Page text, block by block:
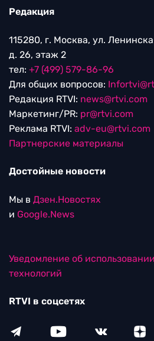
Редакция
115280, г. Москва, ул.
д. 26, этаж 2
тел: +7 (499) 579-86-96
Для общих вопросов:
Редакция RTVI: news@rtvi.com
Маркетинг/PR: pr@rtvi.com
Реклама RTVI: adv-eu@rtvi.com
Партнерские материалы
Достойные новости
Мы в Дзен.Новостях
и Google.News
Уведомление об
технологий
RTVI в соцсетях